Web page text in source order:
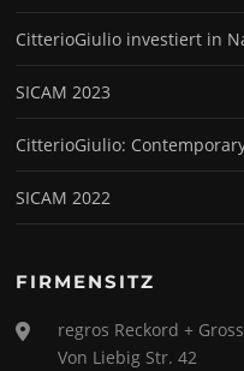
CitterioGiulio investiert in
SICAM 2023
CitterioGiulio:
SICAM 2022
FIRMENSITZ
regros Reckord +
Von Liebig Str. 42